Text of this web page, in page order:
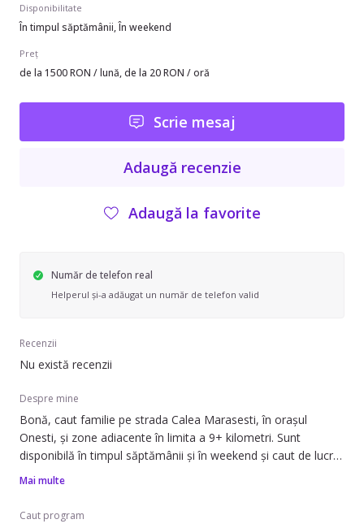
Disponibilitate
În timpul săptămânii, În weekend
Preț
de la 1500 RON / lună, de la 20 RON / oră
Scrie mesaj
Adaugă recenzie
Adaugă la favorite
Număr de telefon real
Helperul și-a adăugat un număr de telefon valid
Recenzii
Nu există recenzii
Despre mine
Bonă, caut familie pe strada Calea Marasesti, în orașul
Onesti, și zone adiacente în limita a 9+ kilometri. Sunt
disponibilă în timpul săptămânii și în weekend și caut de lucru
atât full-time, cât și part-time sau ocazional.
Pot să ofer ajutor cu: adormirea copilului, treburile casei și
Mai multe
Caut program